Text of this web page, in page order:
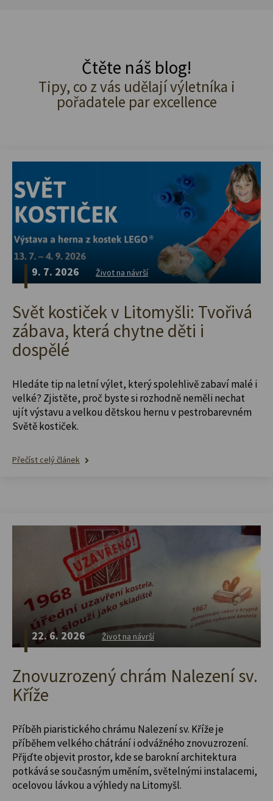
Čtěte náš blog!
Tipy, co z vás udělají výletníka i
pořadatele par excellence
9. 7. 2026 Život na návrší
Svět kostiček v Litomyšli: Tvořivá
zábava, která chytne děti i
dospělé
Hledáte tip na letní výlet, který spolehlivě zabaví malé i
velké? Zjistěte, proč byste si rozhodně neměli nechat
ujít výstavu a velkou dětskou hernu v pestrobarevném
Světě kostiček.
Přečíst celý článek
22. 6. 2026 Život na návrší
Znovuzrozený chrám Nalezení sv.
Kříže
Příběh piaristického chrámu Nalezení sv. Kříže je
příběhem velkého chátrání i odvážného znovuzrození.
Přijďte objevit prostor, kde se barokní architektura
potkává se současným uměním, světelnými instalacemi,
ocelovou lávkou a výhledy na Litomyšl.